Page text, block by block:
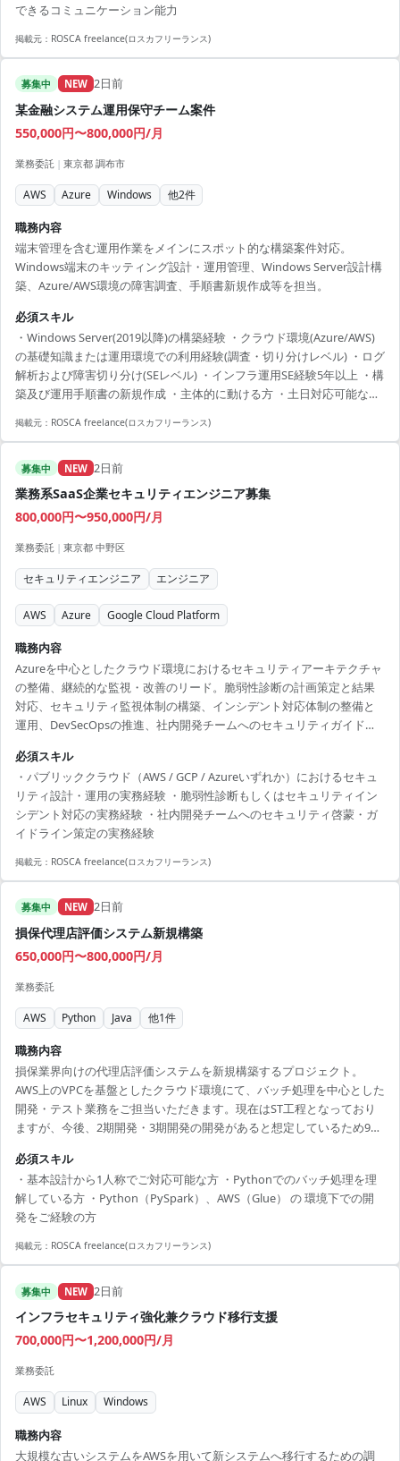
できるコミュニケーション能力
掲載元： ROSCA freelance(ロスカフリーランス)
募集中 NEW 2日前
某金融システム運用保守チーム案件
550,000円〜800,000円/月
業務委託 | 東京都 調布市
AWS Azure Windows 他2件
職務内容
端末管理を含む運用作業をメインにスポット的な構築案件対応。
Windows端末のキッティング設計・運用管理、Windows Server設計構
築、Azure/AWS環境の障害調査、手順書新規作成等を担当。
必須スキル
・Windows Server(2019以降)の構築経験 ・クラウド環境(Azure/AWS)
の基礎知識または運用環境での利用経験(調査・切り分けレベル) ・ログ
解析および障害切り分け(SEレベル) ・インフラ運用SE経験5年以上 ・構
築及び運用手順書の新規作成 ・主体的に動ける方 ・土日対応可能な方
掲載元： ROSCA freelance(ロスカフリーランス)
募集中 NEW 2日前
業務系SaaS企業セキュリティエンジニア募集
800,000円〜950,000円/月
業務委託 | 東京都 中野区
セキュリティエンジニア エンジニア
AWS Azure Google Cloud Platform
職務内容
Azureを中心としたクラウド環境におけるセキュリティアーキテクチャ
の整備、継続的な監視・改善のリード。脆弱性診断の計画策定と結果
対応、セキュリティ監視体制の構築、インシデント対応体制の整備と
運用、DevSecOpsの推進、社内開発チームへのセキュリティガイドラ
必須スキル
・パブリッククラウド（AWS / GCP / Azureいずれか）におけるセキュ
リティ設計・運用の実務経験 ・脆弱性診断もしくはセキュリティイン
シデント対応の実務経験 ・社内開発チームへのセキュリティ啓蒙・ガ
イドライン策定の実務経験
掲載元： ROSCA freelance(ロスカフリーランス)
募集中 NEW 2日前
損保代理店評価システム新規構築
650,000円〜800,000円/月
業務委託
AWS Python Java 他1件
職務内容
損保業界向けの代理店評価システムを新規構築するプロジェクト。
AWS上のVPCを基盤としたクラウド環境にて、バッチ処理を中心とした
開発・テスト業務をご担当いただきます。現在はST工程となっており
ますが、今後、2期開発・3期開発の開発があると想定しているため9月
ております。
必須スキル
・基本設計から1人称でご対応可能な方 ・Pythonでのバッチ処理を理
解している方 ・Python（PySpark）、AWS（Glue） の 環境下での開
発をご経験の方
掲載元： ROSCA freelance(ロスカフリーランス)
募集中 NEW 2日前
インフラセキュリティ強化兼クラウド移行支援
700,000円〜1,200,000円/月
業務委託
AWS Linux Windows
職務内容
大規模な古いシステムをAWSを用いて新システムへ移行するための調